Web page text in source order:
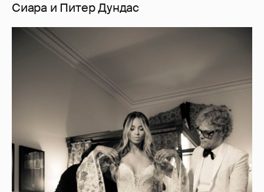
Сиара и Питер Дундас